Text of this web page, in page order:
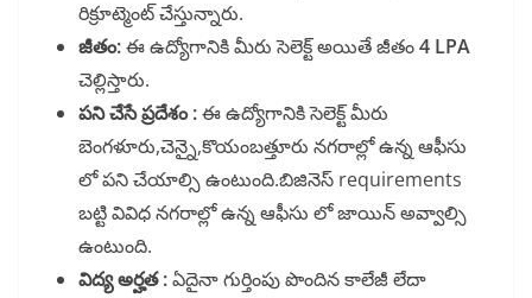
రిక్రూట్మెంట్ చేస్తున్నారు.
జీతం:ఈ ఉద్యోగానికి మీరు సెలెక్ట్ అయితే జీతం4 LPA
చెల్లిస్తారు.
పని చేసే ప్రదేశం :ఈ ఉద్యోగానికి సెలెక్ట్ మీరు
బెంగళూరు,చెన్నై,కొయంబత్తూరు నగరాల్లో ఉన్న ఆఫీసు
లో పని చేయాల్సి ఉంటుంది.బిజినెస్ requirements
బట్టి వివిధ నగరాల్లో ఉన్న ఆఫీసు లో జాయిన్ అవ్వాల్సి
ఉంటుంది.
విద్య అర్హత :ఏదైనా గుర్తింపు పొందిన కాలేజీ లేదా